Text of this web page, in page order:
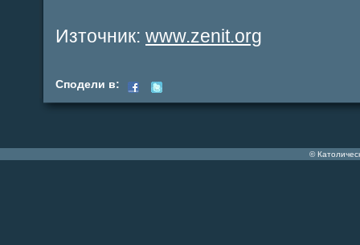
Източник: www.zenit.org
Сподели в:
©